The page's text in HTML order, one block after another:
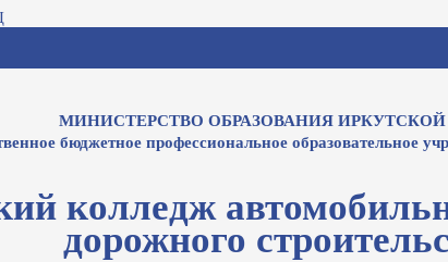
МИНИСТЕРСТВО ОБРАЗОВАНИЯ
бюджетное профессиональное образовательное
колледж
дорожного